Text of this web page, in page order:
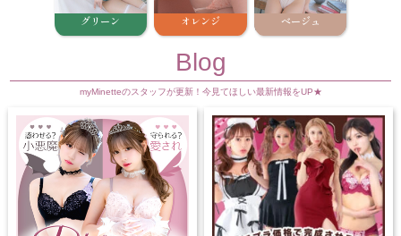
グリーン オレンジ ベージュ
Blog
myMinetteのスタッフが更新！今見てほしい最新情報をUP★